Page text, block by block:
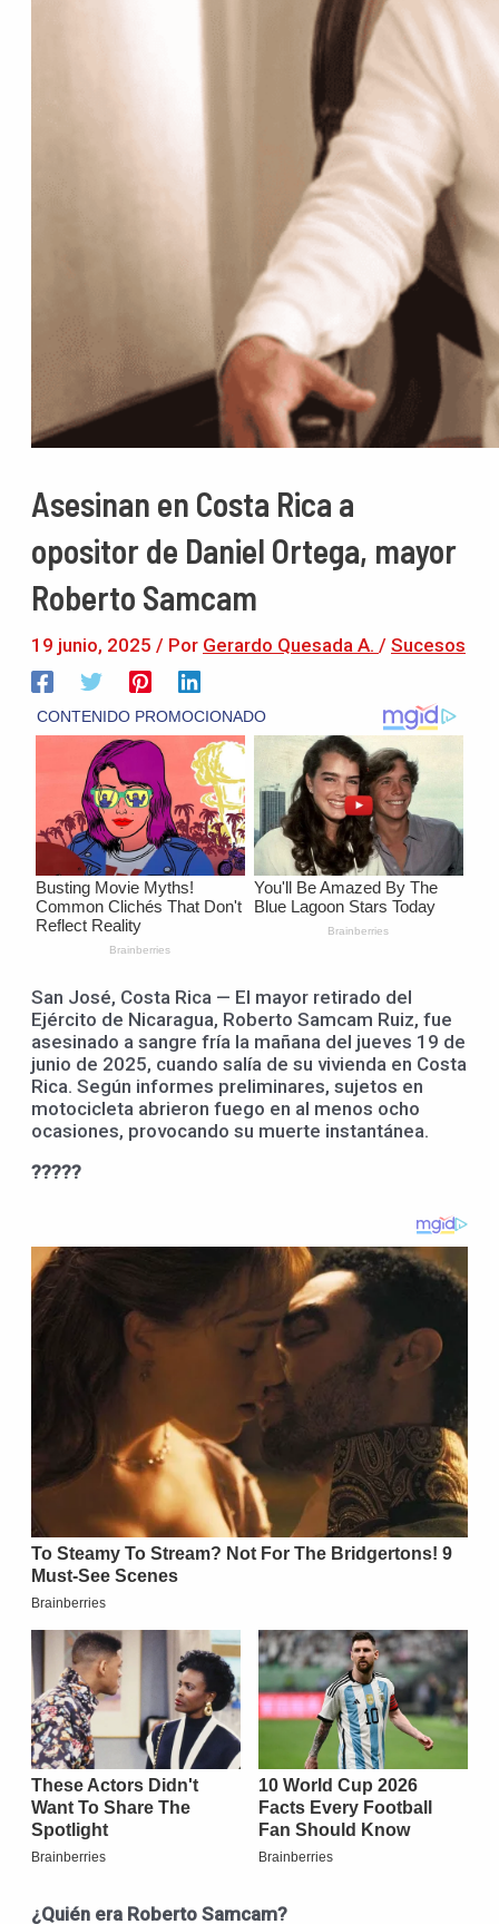
Asesinan en Costa Rica a
opositor de Daniel Ortega, mayor
Roberto Samcam
19 junio, 2025 / Por Gerardo Quesada A. / Sucesos
San José, Costa Rica — El mayor retirado del
Ejército de Nicaragua, Roberto Samcam Ruiz, fue
asesinado a sangre fría la mañana del jueves 19 de
junio de 2025, cuando salía de su vivienda en Costa
Rica. Según informes preliminares, sujetos en
motocicleta abrieron fuego en al menos ocho
ocasiones, provocando su muerte instantánea.
?????
¿Quién era Roberto Samcam?